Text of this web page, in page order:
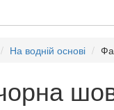
На водній основі